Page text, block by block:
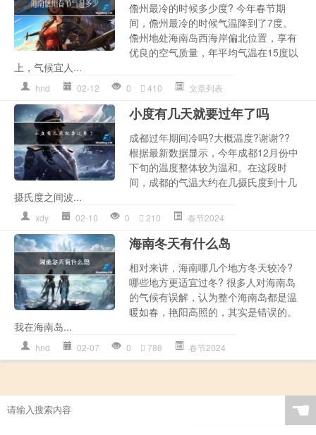
儋州最冷的时候多少度? 今年春节期
间，儋州最冷的时候气温降到了7度。
儋州地处海南岛西海岸偏北位置，享有
优良的空气质量，年平均气温在15度以
上，气候宜人...
hnd 02-12 0 410 文章列表
小度有几天就要过年了吗
成都过年期间冷吗?大概温度?谢谢??
根据最新数据显示，今年成都12月份中
下旬的温度整体较为温和。在这段时
间，成都的气温大约在几摄氏度到十几
摄氏度之间波...
xdy 02-10 0 210 春节2024
海南冬天有什么岛
相对来讲，海南哪几个地方冬天较冷?
哪些地方更适宜过冬? 很多人对海南岛
的气候有误解，认为整个海南岛都是温
暖如春，艳阳高照的，其实是错误的。
我在海南岛...
hnd 02-07 0 788 春节2024
☚